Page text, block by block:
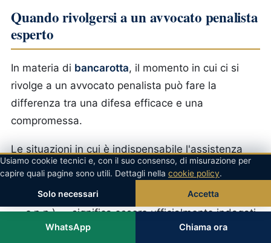
Quando rivolgersi a un avvocato penalista
esperto
In materia di bancarotta, il momento in cui ci si
rivolge a un avvocato penalista può fare la
differenza tra una difesa efficace e una
compromessa.
Le situazioni in cui è indispensabile l'assistenza
immediata di un legale sono numerose:
Notifica di un avviso di garanzia
(art. 369
c.p.p.) — significa essere ufficialmente indagati
e attiva specifici diritti difensivi.
WhatsApp Chiama ora
Usiamo cookie tecnici e, con il suo consenso, di misurazione per
capire quali pagine sono utili. Dettagli nella cookie policy.
Solo necessari Accetta